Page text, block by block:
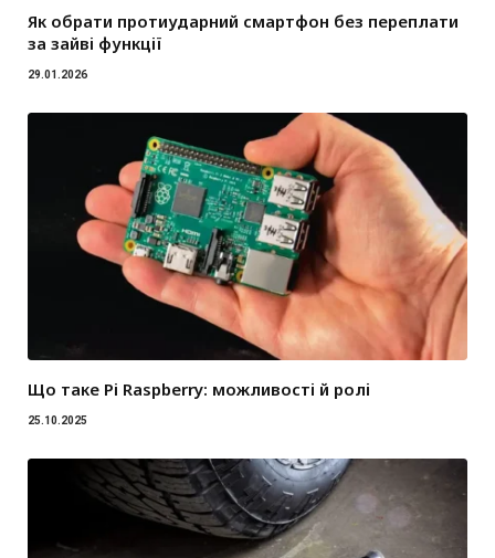
Як обрати протиударний смартфон без переплати
за зайві функції
29.01.2026
Що таке Pi Raspberry: можливості й ролі
25.10.2025